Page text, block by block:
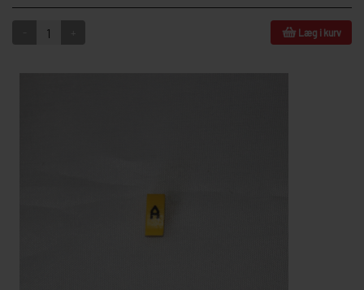
Læg i kurv